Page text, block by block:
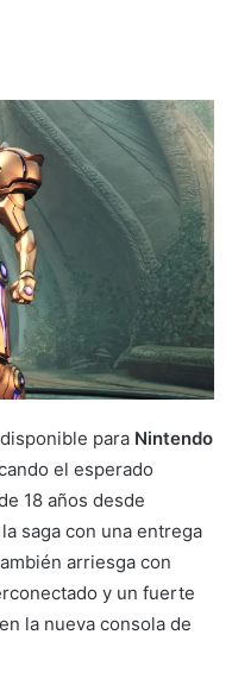
para Nintendo
el esperado
18 años desde
saga con una entrega
arriesga con
y un fuerte
la nueva consola de